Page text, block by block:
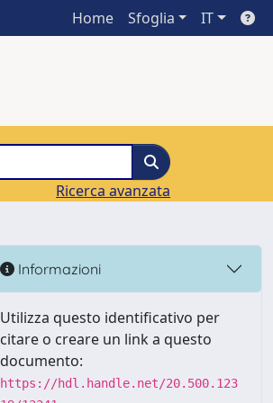
Home Sfoglia IT
Ricerca avanzata
Informazioni
Utilizza questo identificativo per
citare o creare un link a questo
documento:
https://hdl.handle.net/20.500.123